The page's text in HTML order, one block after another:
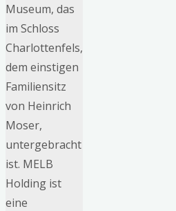
Museum, das
im Schloss
Charlottenfels,
dem einstigen
Familiensitz
von Heinrich
Moser,
untergebracht
ist. MELB
Holding ist
eine